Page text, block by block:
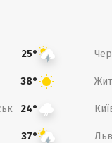
25°
38°
24°
37°